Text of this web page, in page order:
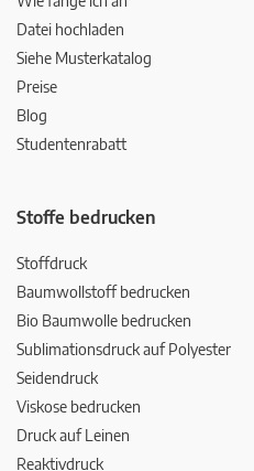
Datei hochladen
Siehe Musterkatalog
Preise
Blog
Studentenrabatt
Stoffe bedrucken
Stoffdruck
Baumwollstoff bedrucken
Bio Baumwolle bedrucken
Sublimationsdruck auf Polyester
Seidendruck
Viskose bedrucken
Druck auf Leinen
Reaktivdruck